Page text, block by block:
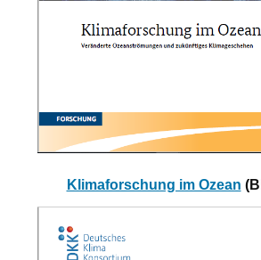
Klimaforschung im Ozean